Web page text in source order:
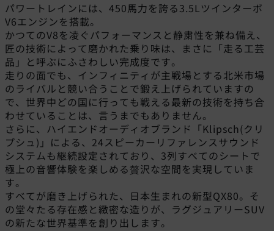
パワートレインには、450馬力を誇る3.5Lツインターボ
V6エンジンを搭載。
かつてのV8を凌ぐパフォーマンスと静粛性を兼ね備え、
匠の技術によって磨かれた乗り味は、まさに「走る工芸
品」と呼ぶにふさわしい完成度です。
走りの面でも、インフィニティが主戦場とする北米市場
のライバルと競い合うことで鍛え上げられていますの
で、世界中どの国に行っても戦える最新の技術を持ち合
わせていることは、言うまでもありません。
さらに、ハイエンドオーディオブランド「Klipsch(クリ
プシュ)」による、24スピーカーリファレンスサウンド
システムも継続設定されており、3列すべてのシートで
極上の音響体験を楽しめる贅沢な空間を実現していま
す。
すべてが磨き上げられた、日本生まれの新型QX80。そ
の堂々たる存在感と緻密な造りが、ラグジュアリーSUV
の新たな世界基準を創り出します。